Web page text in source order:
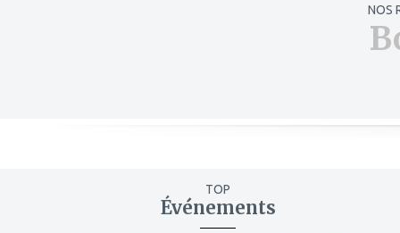
NOS
TOP
Événements